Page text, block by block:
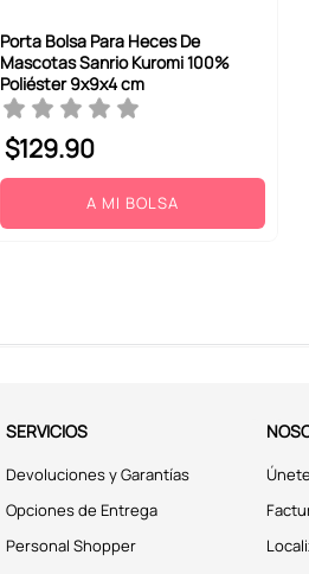
Porta Bolsa Para Heces De
Mascotas Sanrio Kuromi 100%
Poliéster 9x9x4 cm
$129.90
A MI BOLSA
SERVICIOS
Devoluciones y Garantías
Opciones de Entrega
Personal Shopper